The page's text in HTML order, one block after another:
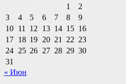
1
2
3
4 5 6 7 8
9
10 11 12 13 14 15 16
17 18 19 20 21 22 23
24 25 26 27 28 29 30
31
« Июн